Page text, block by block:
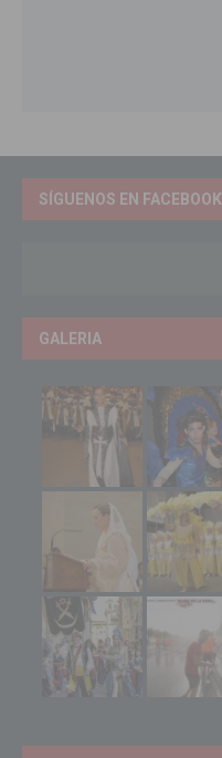
SÍGUENOS EN FACEBOOK
GALERIA